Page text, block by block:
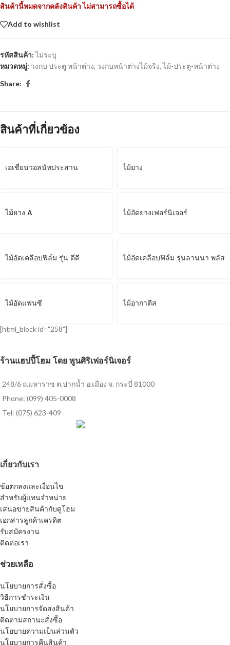
สินค้านี้หมดจากคลังสินค้า ไม่สามารถซื้อได้
Add to wishlist
รหัสสินค้า:ไม่ระบุ
หมวดหมู่: วงกบ ประตู หน้าต่าง, วงกบหน้าต่างไม้จริง, ไม้-ประตู-หน้าต่าง
Share:
สินค้าที่เกี่ยวข้อง
เอเชี่ยนวอลนัทประสาน ไม้ยาง
ไม้ยาง A ไม้อัดยางเฟอร์นิเจอร์
ไม้อัดเคลือบฟิล์ม รุ่น ดีดี ไม้อัดเคลือบฟิล์ม รุ่นลานนา พลัส
ไม้อัดแฟนซี ไม้อากาตีส
[html_block id="258"]
ร้านแฮปปี้โฮม โดย พูนศิริเฟอร์นิเจอร์
248/6 ถ.มหาราช ต.ปากน้ำ อ.เมือง จ. กระบี่ 81000
Phone: (099) 405-0008
Tel: (075) 623-409
เกี่ยวกับเรา
ข้อตกลงและเงื่อนไข
สำหรับผู้แทนจำหน่าย
เสนอขายสินค้ากับดูโฮม
เอกสารลูกค้าเครดิต
รับสมัครงาน
ติดต่อเรา
ช่วยเหลือ
นโยบายการสั่งซื้อ
วิธีการชำระเงิน
นโยบายการจัดส่งสินค้า
ติดตามสถานะสั่งซื้อ
นโยบายความเป็นส่วนตัว
นโยบายการคืนสินค้า